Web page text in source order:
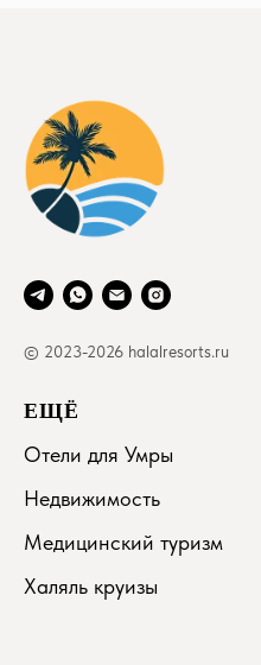
© 2023-2026 halalresorts.ru
ЕЩЁ
Отели для Умры
Недвижимость
Медицинский туризм
Халяль круизы